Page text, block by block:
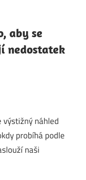
aby se
nedostatek
výstižný náhled
probíhá podle
naši